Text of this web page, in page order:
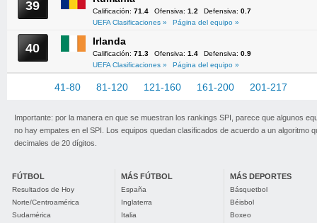
39 Calificación: 71.4 Ofensiva: 1.2 Defensiva: 0.7
UEFA Clasificaciones »
Página del equipo »
40 Irlanda
Calificación: 71.3 Ofensiva: 1.4 Defensiva: 0.9
UEFA Clasificaciones »
Página del equipo »
41-80 81-120 121-160 161-200 201-217
Importante: por la manera en que se muestran los rankings SPI, parece que algunos
no hay empates en el SPI. Los equipos quedan clasificados de acuerdo a un algoritmo
decimales de 20 dígitos.
FÚTBOL
Resultados de Hoy
Norte/Centroamérica
Sudamérica
MÁS FÚTBOL
España
Inglaterra
Italia
MÁS DEPORTES
Básquetbol
Béisbol
Boxeo